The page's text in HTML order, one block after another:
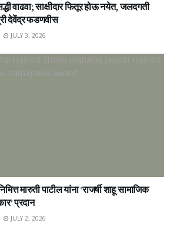
वाढवा; साक्षीदार फितूर होऊ नयेत, जलदगती
देवेंद्र फडणवीस
JULY 3, 2026
मारुती पाटील यांना ‘राजर्षी शाहू सामाजिक
प्रदान
JULY 2, 2026